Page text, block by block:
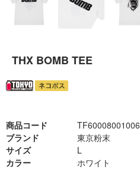
THX BOMB TEE
商品コード
TF60008001006
ブランド
東京粉末
サイズ
L
カラー
ホワイト